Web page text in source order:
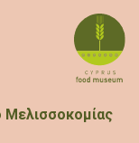
Μελισσοκομίας